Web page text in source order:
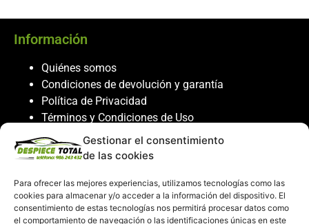
Gestionar el consentimiento
de las cookies
Para ofrecer las mejores experiencias, utilizamos tecnologías como las
cookies para almacenar y/o acceder a la información del dispositivo. El
consentimiento de estas tecnologías nos permitirá procesar datos como
el comportamiento de navegación o las identificaciones únicas en este
Información
Quiénes somos
Condiciones de devolución y garantía
Política de Privacidad
Términos y Condiciones de Uso
Política de Cookies
Servicio al cliente
Contacto
986 243 432